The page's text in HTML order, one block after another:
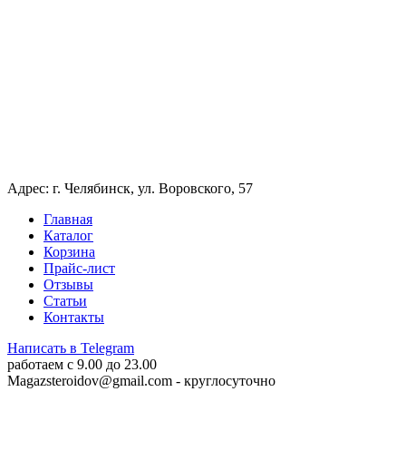
Адрес: г. Челябинск, ул. Воровского, 57
Главная
Каталог
Корзина
Прайс-лист
Отзывы
Статьи
Контакты
Написать в Telegram
работаем c 9.00 до 23.00
Magazsteroidov@gmail.com - круглосуточно